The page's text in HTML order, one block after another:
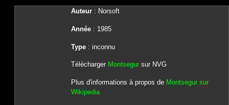
Auteur: Norsoft
Année: 1985
Type: inconnu
Télécharger Montsegursur NVG
Plus d'informations à propos de Montsegur sur
Wikipedia